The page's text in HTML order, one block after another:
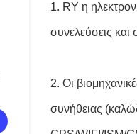
1. RY η
συνελεύσεις
2. Οι
συνήθειας